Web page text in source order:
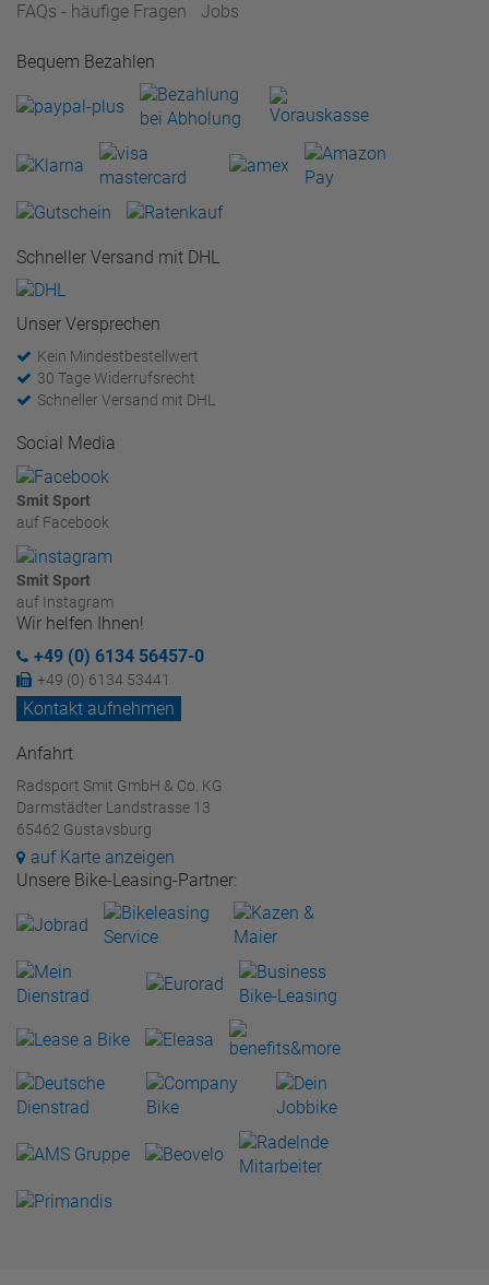
FAQs - häufige Fragen
Jobs
Bequem Bezahlen
Schneller Versand mit DHL
Unser Versprechen
Kein Mindestbestellwert
30 Tage Widerrufsrecht
Schneller Versand mit DHL
Social Media
Smit Sport
auf Facebook
Smit Sport
auf Instagram
Wir helfen Ihnen!
+49 (0) 6134 56457-0
+49 (0) 6134 53441
Kontakt aufnehmen
Anfahrt
Radsport Smit GmbH & Co. KG
Darmstädter Landstrasse 13
65462 Gustavsburg
auf Karte anzeigen
Unsere Bike-Leasing-Partner: